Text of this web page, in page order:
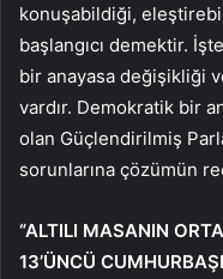
konuşabildiği,
başlangıcı demektir.
bir anayasa değişikliği
vardır. Demokratik bir
olan Güçlendirilmiş
sorunlarına çözümün
“ALTILI MASANIN
13’ÜNCÜ